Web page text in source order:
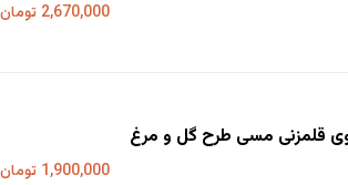
2,670,000 تومان
قلمزنی مسی طرح گل و مرغ
1,900,000 تومان